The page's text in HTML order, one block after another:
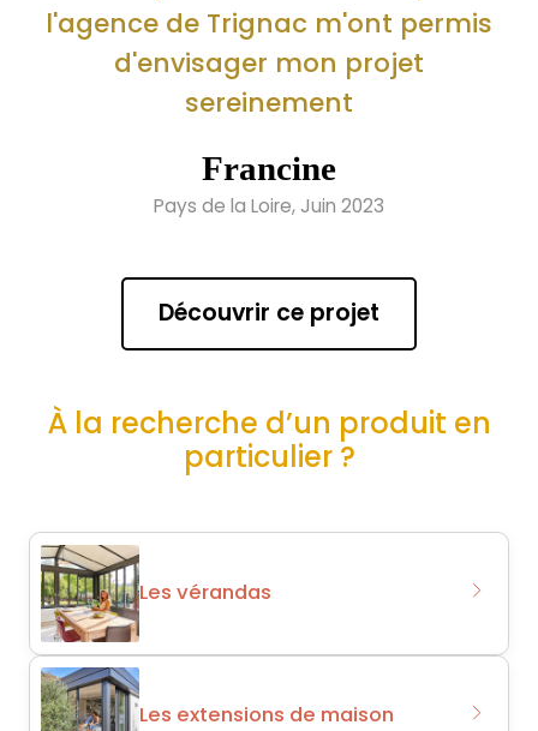
l'agence de Trignac m'ont permis
d'envisager mon projet
sereinement
Francine
Pays de la Loire, Juin 2023
Découvrir ce projet
À la recherche d’un produit en
particulier ?
Les vérandas
Les extensions de maison